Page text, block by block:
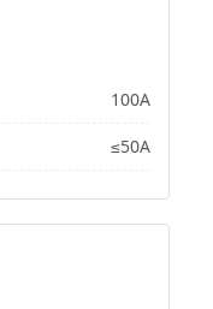
100A
≤50A